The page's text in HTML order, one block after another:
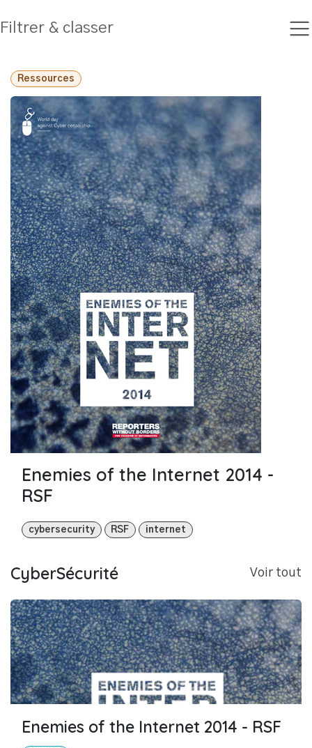
Filtrer & classer
Ressources
Enemies of the Internet 2014 -
RSF
cybersecurity RSF internet
CyberSécurité Voir tout
Enemies of the Internet 2014 - RSF